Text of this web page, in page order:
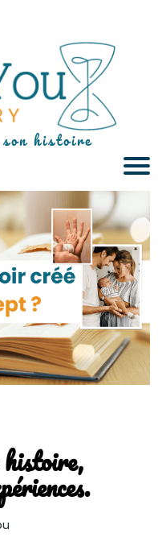
histoire
histoire,